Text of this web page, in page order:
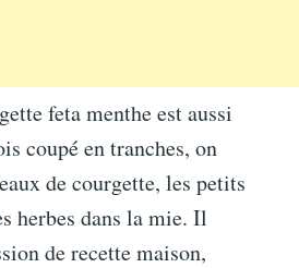
feta menthe est aussi
coupé en tranches, on
de courgette, les petits
herbes dans la mie. Il
de recette maison,